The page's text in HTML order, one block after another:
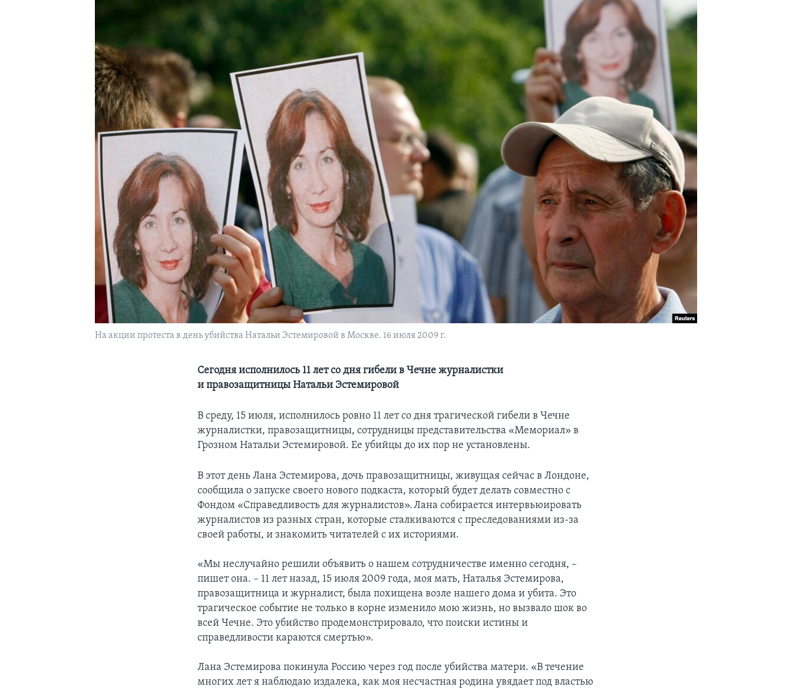
На акции протеста в день убийства Натальи Эстемировой в Москве. 16 июля 2009 г.
Сегодня исполнилось 11 лет со дня гибели в Чечне журналистки
и правозащитницы Натальи Эстемировой
В среду, 15 июля, исполнилось ровно 11 лет со дня трагической гибели в Чечне
журналистки, правозащитницы, сотрудницы представительства «Мемориал» в
Грозном Натальи Эстемировой. Ее убийцы до их пор не установлены.
В этот день Лана Эстемирова, дочь правозащитницы, живущая сейчас в Лондоне,
сообщила о запуске своего нового подкаста, который будет делать совместно с
Фондом «Справедливость для журналистов». Лана собирается интервьюировать
журналистов из разных стран, которые сталкиваются с преследованиями из-за
своей работы, и знакомить читателей с их историями.
«Мы неслучайно решили объявить о нашем сотрудничестве именно сегодня, –
пишет она. – 11 лет назад, 15 июля 2009 года, моя мать, Наталья Эстемирова,
правозащитница и журналист, была похищена возле нашего дома и убита. Это
трагическое событие не только в корне изменило мою жизнь, но вызвало шок во
всей Чечне. Это убийство продемонстрировало, что поиски истины и
справедливости караются смертью».
Лана Эстемирова покинула Россию через год после убийства матери. «В течение
многих лет я наблюдаю издалека, как моя несчастная родина увядает под властью